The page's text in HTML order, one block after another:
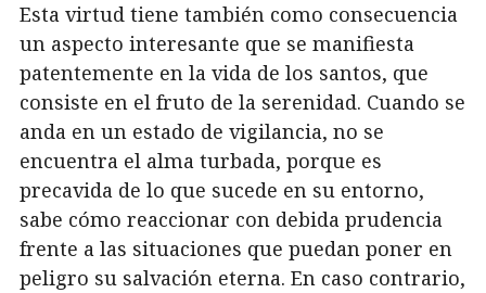
Esta virtud tiene también como consecuencia
un aspecto interesante que se manifiesta
patentemente en la vida de los santos, que
consiste en el fruto de la serenidad. Cuando se
anda en un estado de vigilancia, no se
encuentra el alma turbada, porque es
precavida de lo que sucede en su entorno,
sabe cómo reaccionar con debida prudencia
frente a las situaciones que puedan poner en
peligro su salvación eterna. En caso contrario,